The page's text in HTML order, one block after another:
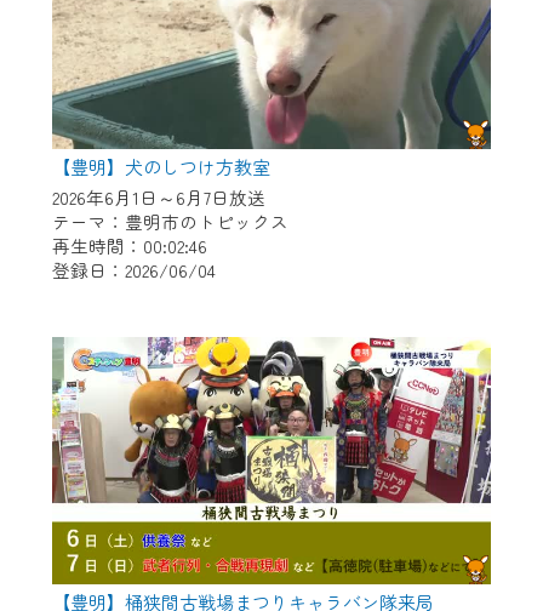
【豊明】犬のしつけ方教室
2026年6月1日～6月7日放送
テーマ：豊明市のトピックス
再生時間：00:02:46
登録日：2026/06/04
【豊明】桶狭間古戦場まつりキャラバン隊来局